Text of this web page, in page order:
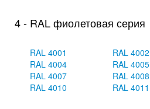
4 - RAL фиолетовая серия
RAL 4001 RAL 4002
RAL 4004
RAL 4005
RAL 4007
RAL 4008
RAL 4010
RAL 4011